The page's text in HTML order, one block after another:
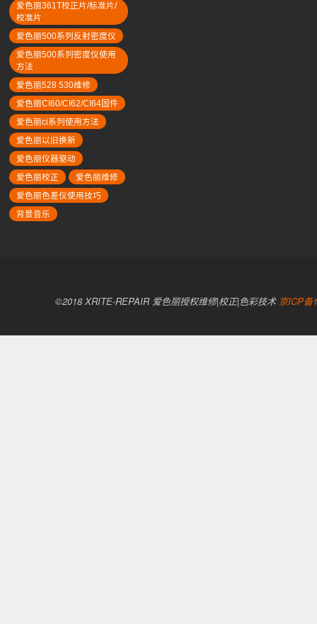
爱色丽361T校正片/标准片/
校准片
爱色丽500系列反射密度仪
爱色丽500系列密度仪使用
方法
爱色丽528 530维修
爱色丽CI60/CI62/CI64固件
爱色丽ci系列使用方法
爱色丽以旧换新
爱色丽仪器驱动
爱色丽校正
爱色丽维修
爱色丽色差仪使用技巧
背景音乐
©2018 XRITE-REPAIR 爱色丽授权维修|校正|色彩技术 京ICP备